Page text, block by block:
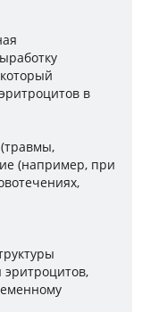
в
(например, при